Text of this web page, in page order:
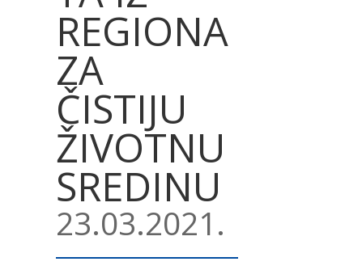
REGIONA
ZA
ČISTIJU
ŽIVOTNU
SREDINU
23.03.2021.